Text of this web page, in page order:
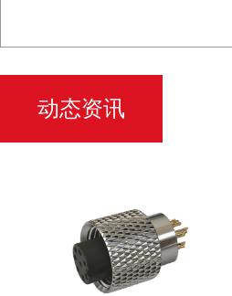
动态资讯